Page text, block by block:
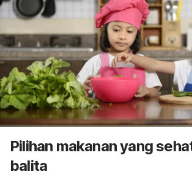
Pilihan makanan yang
balita